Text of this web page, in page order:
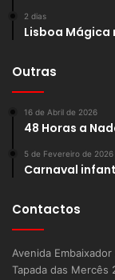
2 dias
Lisboa Mágica
Outras
16 de Abril de 2026
48 Horas a
5 de Fevereiro de 2026
Carnaval
Contactos
Avenida
Tapada das Mercês